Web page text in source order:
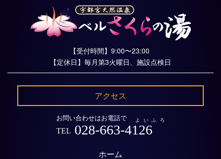
【受付時間】9:00〜23:00
【定休日】毎月第3火曜日、施設点検日
アクセス
お問い合わせはお電話で よいふろ
TEL 028-663-4126
ホーム